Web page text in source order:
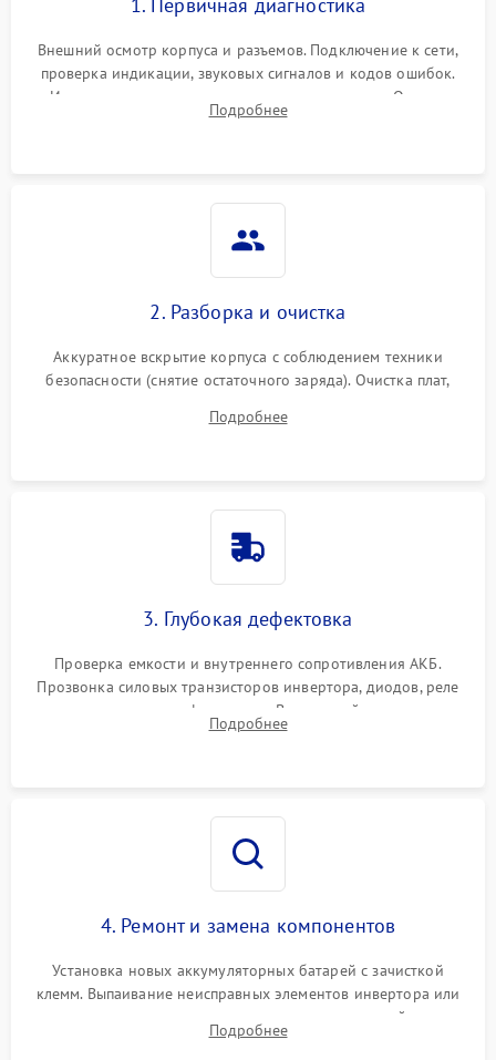
Внешний осмотр корпуса и разъемов. Подключение к сети,
проверка индикации, звуковых сигналов и кодов ошибок.
Измерение входного и выходного напряжения. Оценка
реакции ИБП на отключение основного питания без
Подробнее
2. Разборка и очистка
Аккуратное вскрытие корпуса с соблюдением техники
безопасности (снятие остаточного заряда). Очистка плат,
и кистей для предотвращения перегрева и замыканий.
Подробнее
3. Глубокая дефектовка
Проверка емкости и внутреннего сопротивления АКБ.
Прозвонка силовых транзисторов инвертора, диодов, реле
переключения и трансформатора. Визуальный поиск вздутых
конденсаторов и прогаров на печатной плате.
Подробнее
4. Ремонт и замена компонентов
Установка новых аккумуляторных батарей с зачисткой
клемм. Выпаивание неисправных элементов инвертора или
цепи зарядки и монтаж новых радиодеталей.
Восстановление поврежденных токоведущих дорожек и
Подробнее